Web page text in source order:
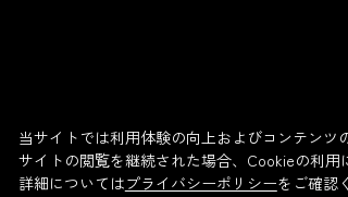
当サイトでは利用体験の向上およびコンテンツ
サイトの閲覧を継続された場合、Cookieの利用
詳細についてはプライバシーポリシーをご確認